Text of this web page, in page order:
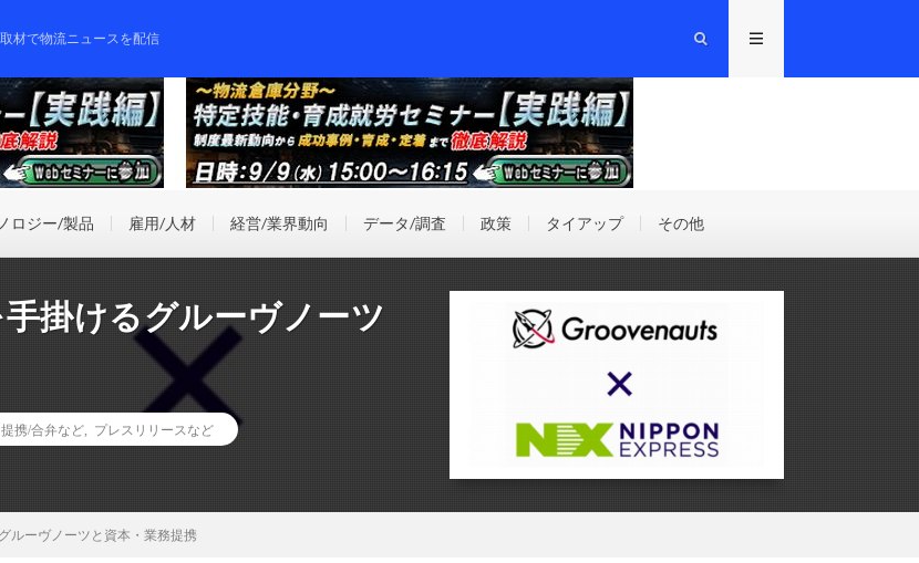
材で物流ニュースを配信
ロジー/製品 雇用/人材 経営/業界動向 データ/調査 政策 タイアップ その他
掛けるグルーヴノーツ
提携/合弁など プレスリリースなど
ルーヴノーツと資本・業務提携